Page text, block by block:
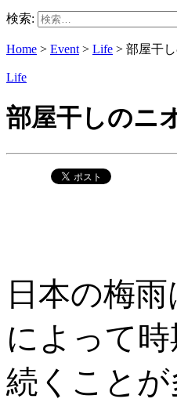
検索:
Home > Event > Life > 部屋干
Life
部屋干しのニ
日本の梅
によって
続くこと